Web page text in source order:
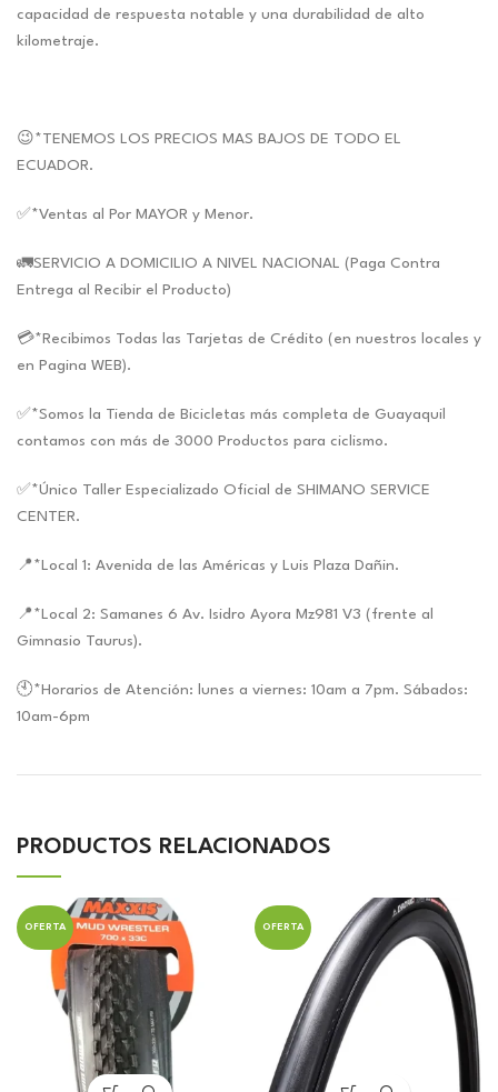
capacidad de respuesta notable y una durabilidad de alto
kilometraje.
😉*TENEMOS LOS PRECIOS MAS BAJOS DE TODO EL
ECUADOR.
✅*Ventas al Por MAYOR y Menor.
🚛SERVICIO A DOMICILIO A NIVEL NACIONAL (Paga Contra
Entrega al Recibir el Producto)
💳*Recibimos Todas las Tarjetas de Crédito (en nuestros locales y
en Pagina WEB).
✅*Somos la Tienda de Bicicletas más completa de Guayaquil
contamos con más de 3000 Productos para ciclismo.
✅*Único Taller Especializado Oficial de SHIMANO SERVICE
CENTER.
📍*Local 1: Avenida de las Américas y Luis Plaza Dañin.
📍*Local 2: Samanes 6 Av. Isidro Ayora Mz981 V3 (frente al
Gimnasio Taurus).
🕙*Horarios de Atención: lunes a viernes: 10am a 7pm. Sábados:
10am-6pm
PRODUCTOS RELACIONADOS
OFERTA OFERTA